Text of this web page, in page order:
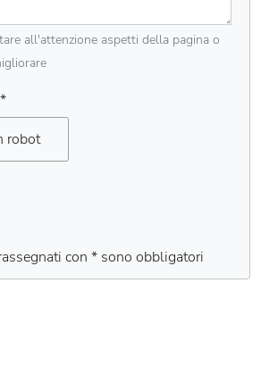
all'attenzione aspetti della pagina o
*
robot
con * sono obbligatori